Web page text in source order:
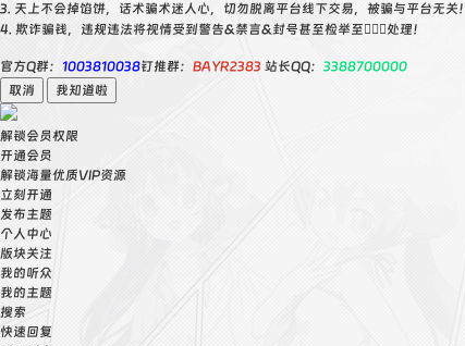
3. 天上不会掉馅饼，话术骗术迷人心，切勿脱离平台线下交易，被骗与平台无关！
4. 欺诈骗钱，违规违法将视情受到警告&禁言&封号甚至检举至👮🏻‍♀️处理！
官方Q群： 1003810038钉推群： BAYR2383 站长QQ： 3388700000
取消
我知道啦
解锁会员权限
开通会员
解锁海量优质VIP资源
立刻开通
发布主题
个人中心
版块关注
我的听众
我的主题
搜索
快速回复